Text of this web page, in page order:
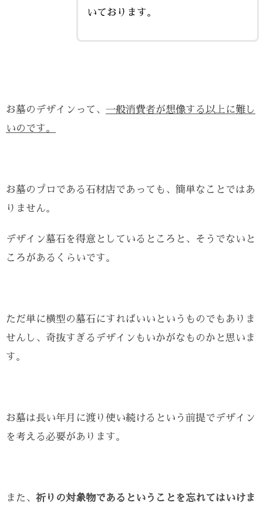
いております。
お墓のデザインって、 一般消費者が想像する以上に難し
いのです。
お墓のプロである石材店であっても、簡単なことではあ
りません。
デザイン墓石を得意としているところと、そうでないと
ころがあるくらいです。
ただ単に横型の墓石にすればいいというものでもありま
せんし、奇抜すぎるデザインもいかがなものかと思いま
す。
お墓は長い年月に渡り使い続けるという前提でデザイン
を考える必要があります。
また、 祈りの対象物であるということを忘れてはいけま